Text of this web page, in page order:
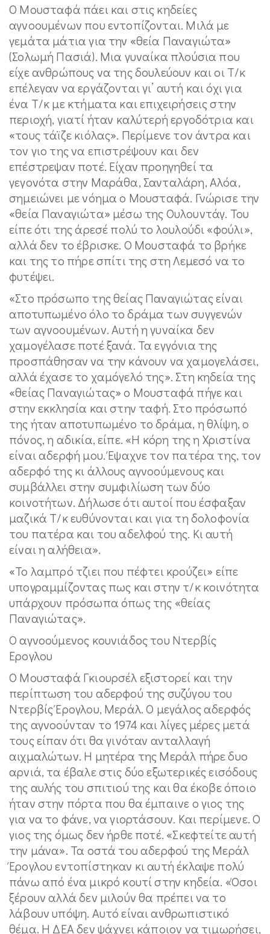
Ο Μουσταφά πάει και στις κηδείες
αγνοουμένων που εντοπίζονται. Μιλά με
γεμάτα μάτια για την «θεία Παναγιώτα»
(Σολωμή Πασιά). Μια γυναίκα πλούσια που
είχε ανθρώπους να της δουλεύουν και οι Τ/κ
επέλεγαν να εργάζονται γι’ αυτή και όχι για
ένα Τ/κ με κτήματα και επιχειρήσεις στην
περιοχή, γιατί ήταν καλύτερή εργοδότρια και
«τους τάϊζε κιόλας». Περίμενε τον άντρα και
τον γιο της να επιστρέψουν και δεν
επέστρεψαν ποτέ. Είχαν προηγηθεί τα
γεγονότα στην Μαράθα, Σανταλάρη, Αλόα,
σημειώνει με νόημα ο Μουσταφά. Γνώρισε την
«θεία Παναγιώτα» μέσω της Ουλουντάγ. Του
είπε ότι της άρεσέ πολύ το λουλούδι «φούλι»,
αλλά δεν το έβρισκε. Ο Μουσταφά το βρήκε
και της το πήρε σπίτι της στη Λεμεσό να το
φυτέψει.
«Στο πρόσωπο της θείας Παναγιώτας είναι
αποτυπωμένο όλο το δράμα των συγγενών
των αγνοουμένων. Αυτή η γυναίκα δεν
χαμογέλασε ποτέ ξανά. Τα εγγόνια της
προσπάθησαν να την κάνουν να χαμογελάσει,
αλλά έχασε το χαμόγελό της». Στη κηδεία της
«θείας Παναγιώτας» ο Μουσταφά πήγε και
στην εκκλησία και στην ταφή. Στο πρόσωπό
της ήταν αποτυπωμένο το δράμα, η θλίψη, ο
πόνος, η αδικία, είπε. «Η κόρη της η Χριστίνα
είναι αδερφή μου. Έψαχνε τον πατέρα της, τον
αδερφό της κι άλλους αγνοούμενους και
συμβάλλει στην συμφιλίωση των δύο
κοινοτήτων. Δήλωσε ότι αυτοί που έσφαξαν
μαζικά Τ/κ ευθύνονται και για τη δολοφονία
του πατέρα και του αδελφού της. Κι αυτή
είναι η αλήθεια».
«Το λαμπρό τζιει που πέφτει κρούζει» είπε
υπογραμμίζοντας πως και στην τ/κ κοινότητα
υπάρχουν πρόσωπα όπως της «θείας
Παναγιώτας».
Ο αγνοούμενος κουνιάδος του Ντερβίς
Ερογλου
Ο Μουσταφά Γκιουρσέλ εξιστορεί και την
περίπτωση του αδερφού της συζύγου του
Ντερβίς Έρογλου, Μεράλ. Ο μεγάλος αδερφός
της αγνοούνταν το 1974 και λίγες μέρες μετά
τους είπαν ότι θα γινόταν ανταλλαγή
αιχμαλώτων. Η μητέρα της Μεράλ πήρε δυο
αρνιά, τα έβαλε στις δύο εξωτερικές εισόδους
της αυλής του σπιτιού της και θα έκοβε όποιο
ήταν στην πόρτα που θα έμπαινε ο γιος της
για να το φάνε, να γιορτάσουν. Και περίμενε. Ο
γιος της όμως δεν ήρθε ποτέ. «Σκεφτείτε αυτή
την μάνα». Τα οστά του αδερφού της Μεράλ
Έρογλου εντοπίστηκαν κι αυτή έκλαψε πολύ
πάνω από ένα μικρό κουτί στην κηδεία. «Όσοι
ξέρουν αλλά δεν μιλούν θα πρέπει να το
λάβουν υπόψη. Αυτό είναι ανθρωπιστικό
θέμα. Η ΔΕΑ δεν ψάχνει κάποιον να τιμωρήσει,